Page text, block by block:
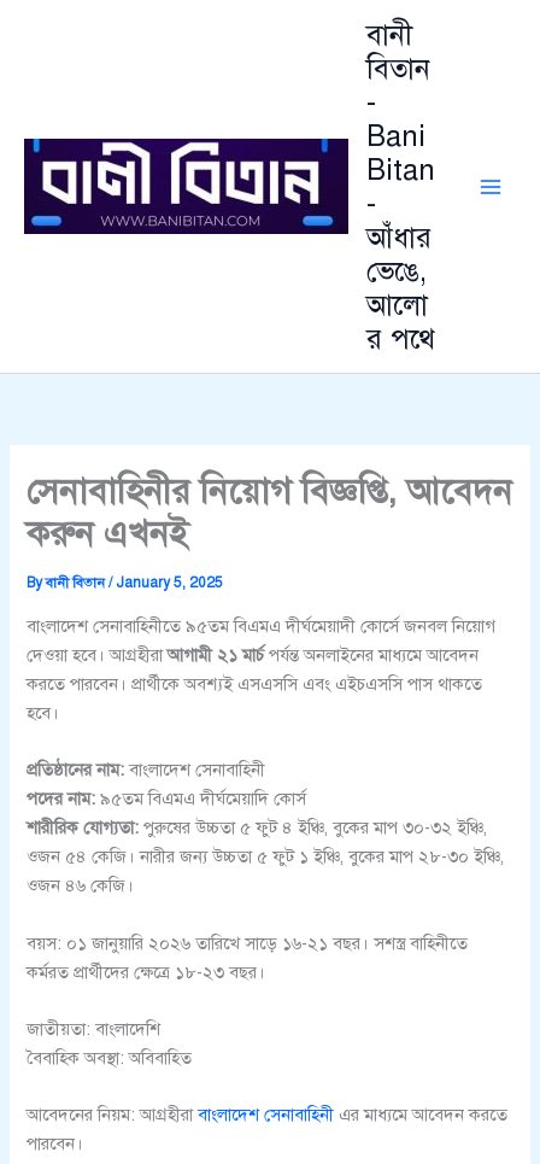
বানী
বিতান
-
Bani
Bitan
-
আঁধার
ভেঙে,
আলো
র পথে
সেনাবাহিনীর নিয়োগ বিজ্ঞপ্তি, আবেদন
করুন এখনই
Byবানী বিতান/ January 5, 2025
বাংলাদেশ সেনাবাহিনীতে ৯৫তম বিএমএ দীর্ঘমেয়াদী কোর্সে জনবল নিয়োগ
দেওয়া হবে। আগ্রহীরাআগামী ২১ মার্চপর্যন্ত অনলাইনের মাধ্যমে আবেদন
করতে পারবেন। প্রার্থীকে অবশ্যই এসএসসি এবং এইচএসসি পাস থাকতে
হবে।
প্রতিষ্ঠানের নাম: বাংলাদেশ সেনাবাহিনী
পদের নাম: ৯৫তম বিএমএ দীর্ঘমেয়াদি কোর্স
শারীরিক যোগ্যতা: পুরুষের উচ্চতা ৫ ফুট ৪ ইঞ্চি, বুকের মাপ ৩০-৩২ ইঞ্চি,
ওজন ৫৪ কেজি। নারীর জন্য উচ্চতা ৫ ফুট ১ ইঞ্চি, বুকের মাপ ২৮-৩০ ইঞ্চি,
ওজন ৪৬ কেজি।
বয়স: ০১ জানুয়ারি ২০২৬ তারিখে সাড়ে ১৬-২১ বছর। সশস্ত্র বাহিনীতে
কর্মরত প্রার্থীদের ক্ষেত্রে ১৮-২৩ বছর।
জাতীয়তা: বাংলাদেশি
বৈবাহিক অবস্থা: অবিবাহিত
আবেদনের নিয়ম: আগ্রহীরাবাংলাদেশ সেনাবাহিনী এর মাধ্যমে আবেদন করতে
পারবেন।